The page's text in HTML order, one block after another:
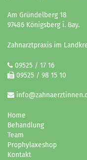
Am Gründelberg 18
97486 Königsberg i. Bay.
Zahnarztpraxis im
09525 / 17 16
09525 / 98 15 10
Home
Behandlung
Team
Prophylaxeshop
Kontakt